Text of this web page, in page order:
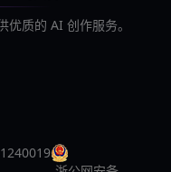
质的 AI 创作服务。